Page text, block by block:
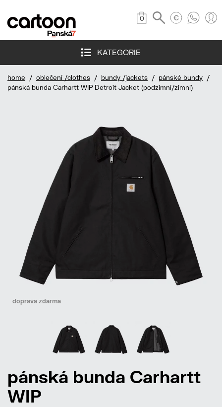
0
KATEGORIE
home / oblečení /clothes / bundy /jackets / pánské bundy /
pánská bunda Carhartt WIP Detroit Jacket (podzimní/zimní)
doprava zdarma
pánská bunda Carhartt
WIP